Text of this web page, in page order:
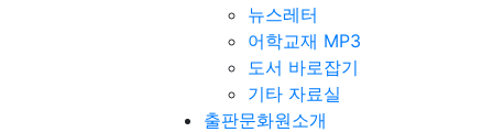
뉴스레터
어학교재 MP3
도서 바로잡기
기타 자료실
출판문화원소개